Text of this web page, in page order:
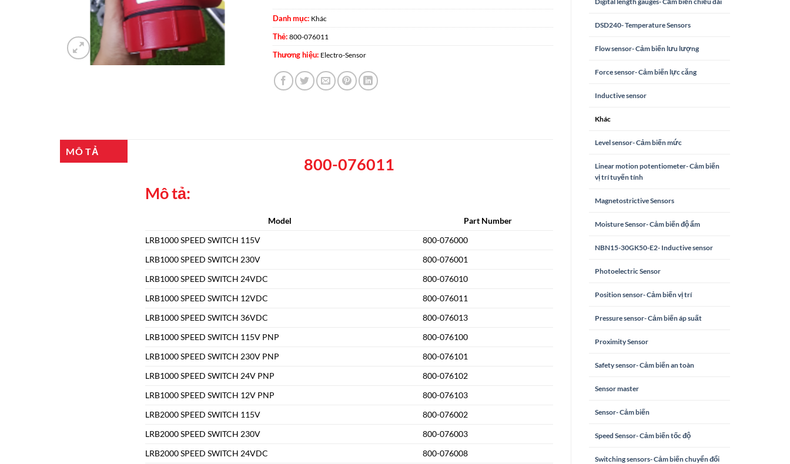
DSD240- Temperature Sensors
Flow sensor- Cảm biến lưu lượng
Force sensor- Cảm biến lực căng
Inductive sensor
Khác
Level sensor- Cảm biến mức
Linear motion potentiometer- Cảm biến
vị trí tuyến tính
Magnetostrictive Sensors
Moisture Sensor- Cảm biến độ ẩm
NBN15-30GK50-E2- Inductive sensor
Photoelectric Sensor
Position sensor- Cảm biến vị trí
Pressure sensor- Cảm biến áp suất
Proximity Sensor
Safety sensor- Cảm biến an toàn
Sensor master
Sensor- Cảm biến
Speed Sensor- Cảm biến tốc độ
Switching sensors- Cảm biến chuyển đổi
Danh mục: Khác
Thẻ:800-076011
Thương hiệu: Electro-Sensor
MÔ TẢ
800-076011
Mô tả:
Model
Part Number
LRB1000 SPEED SWITCH 115V
800-076000
LRB1000 SPEED SWITCH 230V
800-076001
LRB1000 SPEED SWITCH 24VDC
800-076010
LRB1000 SPEED SWITCH 12VDC
800-076011
LRB1000 SPEED SWITCH 36VDC
800-076013
LRB1000 SPEED SWITCH 115V PNP
800-076100
LRB1000 SPEED SWITCH 230V PNP
800-076101
LRB1000 SPEED SWITCH 24V PNP
800-076102
LRB1000 SPEED SWITCH 12V PNP
800-076103
LRB2000 SPEED SWITCH 115V
800-076002
LRB2000 SPEED SWITCH 230V
800-076003
LRB2000 SPEED SWITCH 24VDC
800-076008